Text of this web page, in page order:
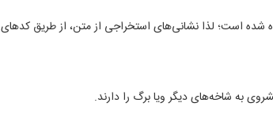
شده است؛ لذا نشانى‌هاى استخراجى از متن، از طريق كدهاى
به شاخه‌هاى ديگر ويا برگ را دارند.